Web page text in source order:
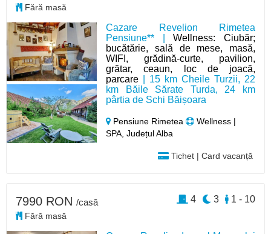
Cazare Revelion Rimetea
Pensiune** |Wellness: Ciubăr;
bucătărie, sală de mese, masă,
WIFI, grădină-curte, pavilion,
grătar, ceaun, loc de joacă,
parcare | 15 km Cheile Turzii, 22
km Băile Sărate Turda, 24 km
pârtia de Schi Băișoara
Pensiune Rimetea
Wellness |
SPA, Județul Alba
Tichet | Card vacanță
Fără masă
7990 RON /casă
Fără masă
1 - 10
3
4